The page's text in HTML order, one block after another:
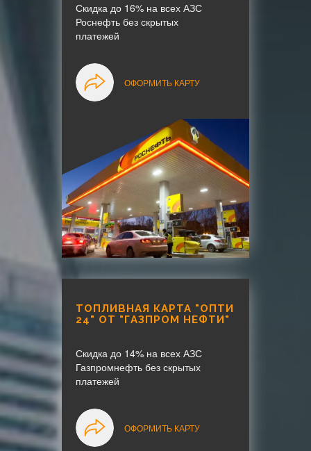
Скидка до 16% на всех АЗС
Роснефть без скрытых
платежей
ОФОРМИТЬ КАРТУ
ТОПЛИВНАЯ КАРТА "ОПТИ
24" ОТ "ГАЗПРОМ НЕФТИ"
Скидка до 14% на всех АЗС
Газпромнефть без скрытых
платежей
ОФОРМИТЬ КАРТУ